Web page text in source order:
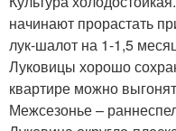
начинают прорастать
лук-шалот на 1-1,5
Луковицы хорошо
квартире можно
Межсезонье –